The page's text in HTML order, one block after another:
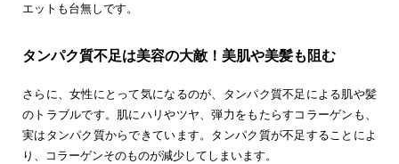
エットも台無しです。
タンパク質不足は美容の大敵！美肌や美髪も阻む
さらに、女性にとって気になるのが、タンパク質不足による肌や髪
のトラブルです。肌にハリやツヤ、弾力をもたらすコラーゲンも、
実はタンパク質からできています。タンパク質が不足することによ
り、コラーゲンそのものが減少してしまいます。